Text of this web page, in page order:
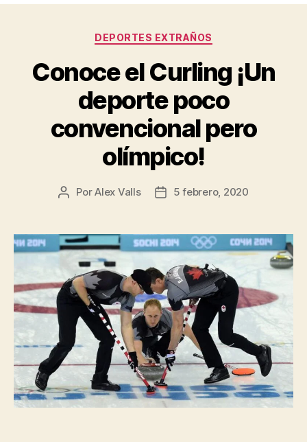
Categorías
DEPORTES EXTRAÑOS
Conoce el Curling ¡Un
deporte poco
convencional pero
olímpico!
Autor
entrada
PorAlex Valls
Fecha
entrada
5 febrero, 2020